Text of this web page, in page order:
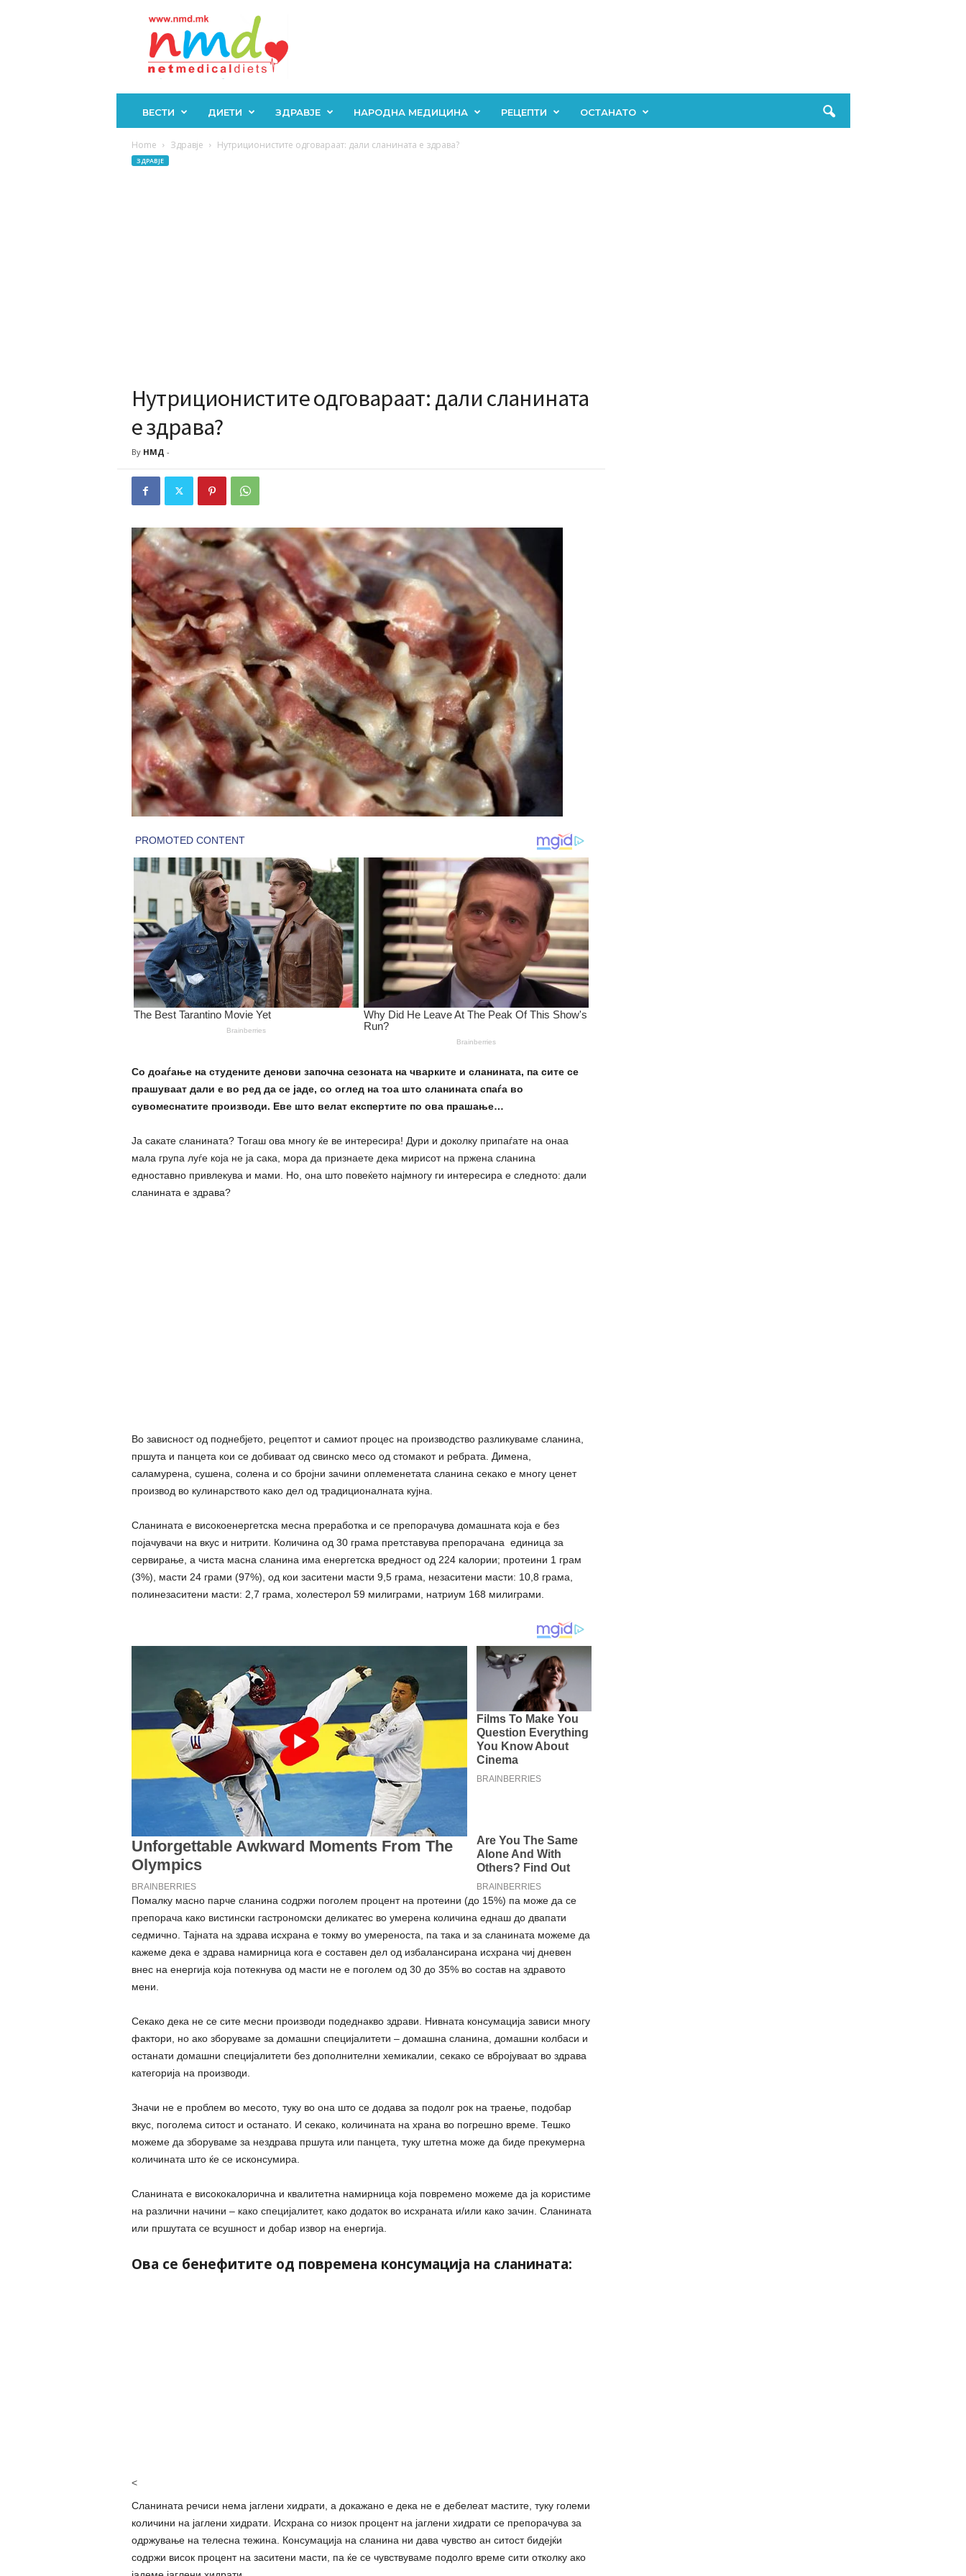
ВЕСТИ ДИЕТИ ЗДРАВЈЕ НАРОДНА МЕДИЦИНА РЕЦЕПТИ ОСТАНАТО
Home Здравје Нутриционистите одговараат: дали сланината е здрава?
ЗДРАВЈЕ
Нутриционистите одговараат: дали сланината
е здрава?
By НМД -
Со доаѓање на студените денови започна сезоната на чварките и сланината, па сите се
прашуваат дали е во ред да се јаде, со оглед на тоа што сланината спаѓа во
сувомеснатите производи. Еве што велат експертите по ова прашање…
Ја сакате сланината? Тогаш ова многу ќе ве интересира! Дури и доколку припаѓате на онаа
мала група луѓе која не ја сака, мора да признаете дека мирисот на пржена сланина
едноставно привлекува и мами. Но, она што повеќето најмногу ги интересира е следното: дали
сланината е здрава?
Во зависност од поднебјето, рецептот и самиот процес на производство разликуваме сланина,
пршута и панцета кои се добиваат од свинско месо од стомакот и ребрата. Димена,
саламурена, сушена, солена и со бројни зачини оплеменетата сланина секако е многу ценет
производ во кулинарството како дел од традиционалната кујна.
Сланината е високоенергетска месна преработка и се препорачува домашната која е без
појачувачи на вкус и нитрити. Количина од 30 грама претставува препорачана единица за
сервирање, а чиста масна сланина има енергетска вредност од 224 калории; протеини 1 грам
(3%), масти 24 грами (97%), од кои заситени масти 9,5 грама, незаситени масти: 10,8 грама,
полинезаситени масти: 2,7 грама, холестерол 59 милиграми, натриум 168 милиграми.
Помалку масно парче сланина содржи поголем процент на протеини (до 15%) па може да се
препорача како вистински гастрономски деликатес во умерена количина еднаш до двапати
седмично. Тајната на здрава исхрана е токму во умереноста, па така и за сланината можеме да
кажеме дека е здрава намирница кога е составен дел од избалансирана исхрана чиј дневен
внес на енергија која потекнува од масти не е поголем од 30 до 35% во состав на здравото
мени.
Секако дека не се сите месни производи подеднакво здрави. Нивната консумација зависи многу
фактори, но ако зборуваме за домашни специјалитети – домашна сланина, домашни колбаси и
останати домашни специјалитети без дополнителни хемикалии, секако се вбројуваат во здрава
категорија на производи.
Значи не е проблем во месото, туку во она што се додава за подолг рок на траење, подобар
вкус, поголема ситост и останато. И секако, количината на храна во погрешно време. Тешко
можеме да зборуваме за нездрава пршута или панцета, туку штетна може да биде прекумерна
количината што ќе се исконсумира.
Сланината е висококалорична и квалитетна намирница која повремено можеме да ја користиме
на различни начини – како специјалитет, како додаток во исхраната и/или како зачин. Сланината
или пршутата се всушност и добар извор на енергија.
Ова се бенефитите од повремена консумација на сланината:
<
Сланината речиси нема јаглени хидрати, а докажано е дека не е дебелеат мастите, туку големи
количини на јаглени хидрати. Исхрана со низок процент на јаглени хидрати се препорачува за
одржување на телесна тежина. Консумација на сланина ни дава чувство ан ситост бидејќи
содржи висок процент на заситени масти, па ќе се чувствуваме подолго време сити отколку ако